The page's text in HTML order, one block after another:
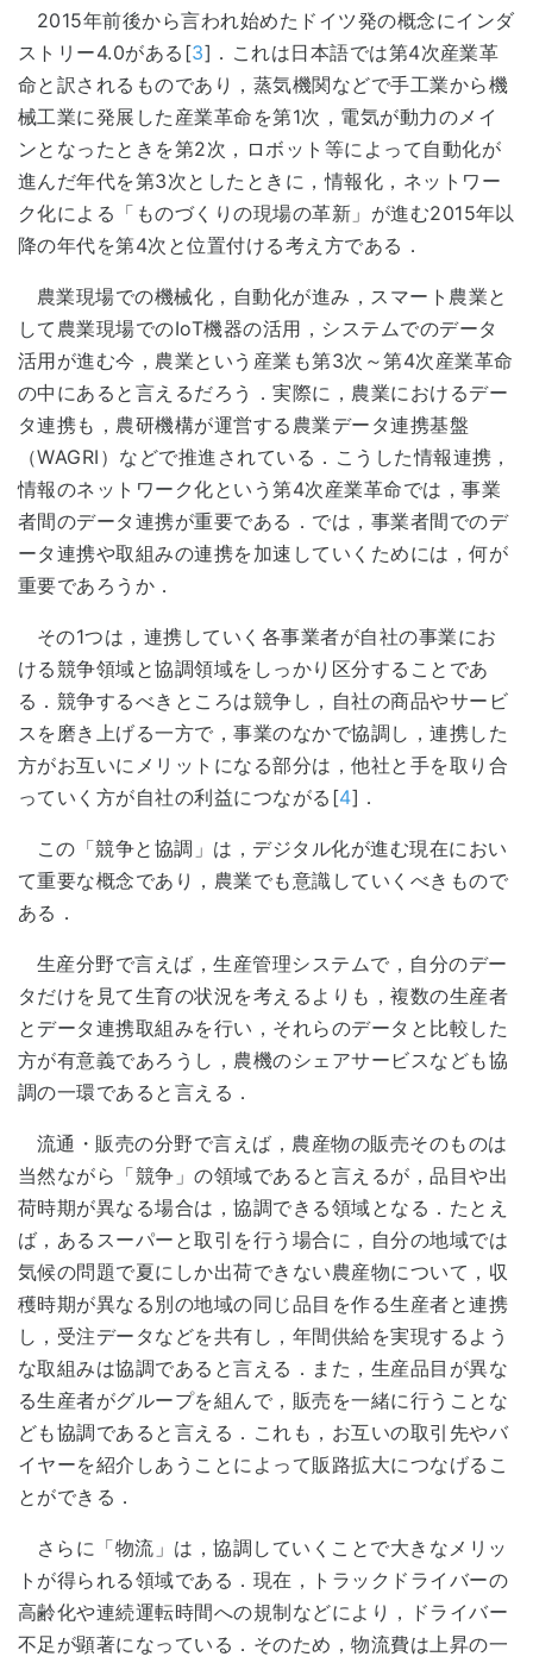
2015年前後から言われ始めたドイツ発の概念にインダ
ストリー4.0がある[3]．これは日本語では第4次産業革
命と訳されるものであり，蒸気機関などで手工業から機
械工業に発展した産業革命を第1次，電気が動力のメイ
ンとなったときを第2次，ロボット等によって自動化が
進んだ年代を第3次としたときに，情報化，ネットワー
ク化による「ものづくりの現場の革新」が進む2015年以
降の年代を第4次と位置付ける考え方である．
農業現場での機械化，自動化が進み，スマート農業と
して農業現場でのIoT機器の活用，システムでのデータ
活用が進む今，農業という産業も第3次～第4次産業革命
の中にあると言えるだろう．実際に，農業におけるデー
タ連携も，農研機構が運営する農業データ連携基盤
（WAGRI）などで推進されている．こうした情報連携，
情報のネットワーク化という第4次産業革命では，事業
者間のデータ連携が重要である．では，事業者間でのデ
ータ連携や取組みの連携を加速していくためには，何が
重要であろうか．
その1つは，連携していく各事業者が自社の事業にお
ける競争領域と協調領域をしっかり区分することであ
る．競争するべきところは競争し，自社の商品やサービ
スを磨き上げる一方で，事業のなかで協調し，連携した
方がお互いにメリットになる部分は，他社と手を取り合
っていく方が自社の利益につながる[4]．
この「競争と協調」は，デジタル化が進む現在におい
て重要な概念であり，農業でも意識していくべきもので
ある．
生産分野で言えば，生産管理システムで，自分のデー
タだけを見て生育の状況を考えるよりも，複数の生産者
とデータ連携取組みを行い，それらのデータと比較した
方が有意義であろうし，農機のシェアサービスなども協
調の一環であると言える．
流通・販売の分野で言えば，農産物の販売そのものは
当然ながら「競争」の領域であると言えるが，品目や出
荷時期が異なる場合は，協調できる領域となる．たとえ
ば，あるスーパーと取引を行う場合に，自分の地域では
気候の問題で夏にしか出荷できない農産物について，収
穫時期が異なる別の地域の同じ品目を作る生産者と連携
し，受注データなどを共有し，年間供給を実現するよう
な取組みは協調であると言える．また，生産品目が異な
る生産者がグループを組んで，販売を一緒に行うことな
ども協調であると言える．これも，お互いの取引先やバ
イヤーを紹介しあうことによって販路拡大につなげるこ
とができる．
さらに「物流」は，協調していくことで大きなメリッ
トが得られる領域である．現在，トラックドライバーの
高齢化や連続運転時間への規制などにより，ドライバー
不足が顕著になっている．そのため，物流費は上昇の一